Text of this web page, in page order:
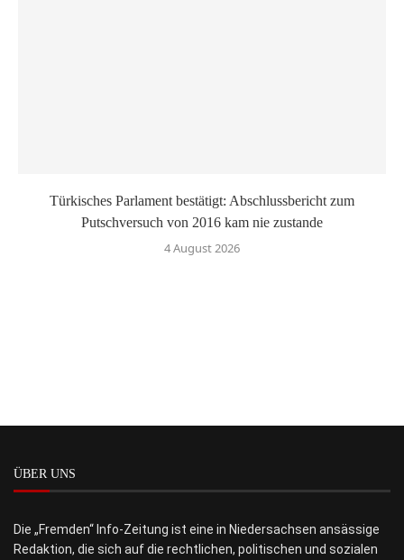
Türkisches Parlament bestätigt: Abschlussbericht zum
Putschversuch von 2016 kam nie zustande
4 August 2026
ÜBER UNS
Die „Fremden“ Info-Zeitung ist eine in Niedersachsen ansässige
Redaktion, die sich auf die rechtlichen, politischen und sozialen